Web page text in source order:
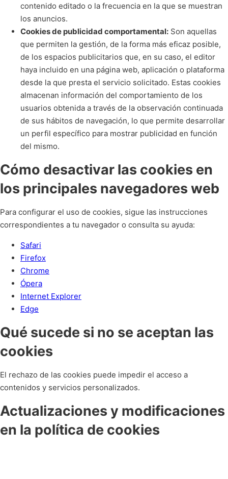
contenido editado o la frecuencia en la que se muestran
los anuncios.
Cookies de publicidad comportamental: Son aquellas
que permiten la gestión, de la forma más eficaz posible,
de los espacios publicitarios que, en su caso, el editor
haya incluido en una página web, aplicación o plataforma
desde la que presta el servicio solicitado. Estas cookies
almacenan información del comportamiento de los
usuarios obtenida a través de la observación continuada
de sus hábitos de navegación, lo que permite desarrollar
un perfil específico para mostrar publicidad en función
del mismo.
Cómo desactivar las cookies en
los principales navegadores web
Para configurar el uso de cookies, sigue las instrucciones
correspondientes a tu navegador o consulta su ayuda:
Safari
Firefox
Chrome
Ópera
Internet Explorer
Edge
Qué sucede si no se aceptan las
cookies
El rechazo de las cookies puede impedir el acceso a
contenidos y servicios personalizados.
Actualizaciones y modificaciones
en la política de cookies